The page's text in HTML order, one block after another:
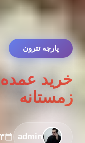
پارچه تترون
خرید
زمستانه
admin ۱۳